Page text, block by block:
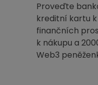
Proveďte
kreditní kartu
finančních
k nákupu a
Web3